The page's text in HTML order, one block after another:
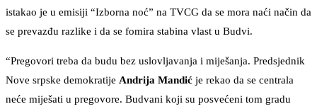
istakao je u emisiji “Izborna noć” na TVCG da se mora naći način da
se prevazđu razlike i da se fomira stabina vlast u Budvi.
“Pregovori treba da budu bez uslovljavanja i miješanja. Predsjednik
Nove srpske demokratije Andrija Mandić je rekao da se centrala
neće miješati u pregovore. Budvani koji su posvećeni tom gradu